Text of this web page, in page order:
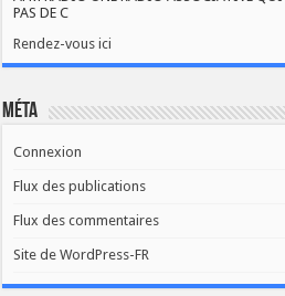
PAS DE C
Rendez-vous ici
Méta
Connexion
Flux des publications
Flux des commentaires
Site de WordPress-FR